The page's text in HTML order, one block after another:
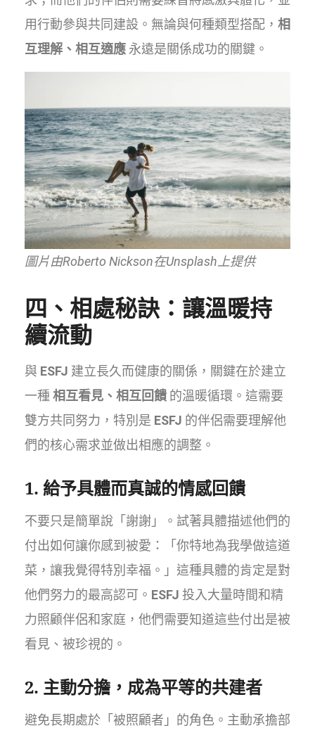
用行動參與共同建設。無論與何種類型搭配， 相
互理解、相互適應 永遠是關係成功的關鍵。
圖片由Roberto Nickson在Unsplash上提供
四、相處秘訣：讓溫暖持
續流動
與 ESFJ 建立長久而健康的關係，關鍵在於建立
一種 相互看見、相互回饋 的溫暖循環。這需要
雙方共同努力，特別是 ESFJ 的伴侶需要理解他
們的核心需求並做出相應的調整。
1. 給予具體而真誠的情感回饋
不要只是簡單說「謝謝」。試著具體描述他們的
付出如何讓你感到被愛：「你特地為我學做這道
菜，讓我覺得特別幸福。」這種具體的肯定是對
他們努力的最高認可。 ESFJ 投入大量時間和精
力照顧伴侶和家庭，他們需要知道這些付出是被
看見、被珍視的。
2. 主動分擔，成為平等的共建者
避免長期處於「被照顧者」的角色。主動承擔部